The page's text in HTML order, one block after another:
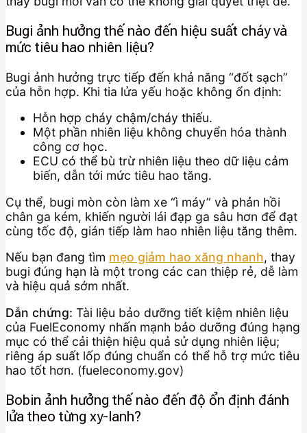
Bugi ảnh hưởng thế nào đến hiệu suất cháy và
mức tiêu hao nhiên liệu?
Bugi ảnh hưởng trực tiếp đến khả năng “đốt sạch”
của hỗn hợp. Khi tia lửa yếu hoặc không ổn định:
Hỗn hợp cháy chậm/cháy thiếu.
Một phần nhiên liệu không chuyển hóa thành
công cơ học.
ECU có thể bù trừ nhiên liệu theo dữ liệu cảm
biến, dẫn tới mức tiêu hao tăng.
Cụ thể, bugi mòn còn làm xe “ì máy” và phản hồi
chân ga kém, khiến người lái đạp ga sâu hơn để đạt
cùng tốc độ, gián tiếp làm hao nhiên liệu tăng thêm.
Nếu bạn đang tìm mẹo giảm hao xăng nhanh, thay
bugi đúng hạn là một trong các can thiệp rẻ, dễ làm
và hiệu quả sớm nhất.
Dẫn chứng: Tài liệu bảo dưỡng tiết kiệm nhiên liệu
của FuelEconomy nhấn mạnh bảo dưỡng đúng hạng
mục có thể cải thiện hiệu quả sử dụng nhiên liệu;
riêng áp suất lốp đúng chuẩn có thể hỗ trợ mức tiêu
hao tốt hơn. (fueleconomy.gov)
Bobin ảnh hưởng thế nào đến độ ổn định đánh
lửa theo từng xy-lanh?